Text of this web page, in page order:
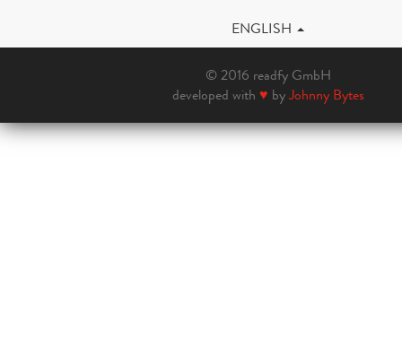
ENGLISH
© 2016 readfy GmbH
developed with ♥ byJohnny Bytes